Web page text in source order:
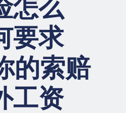
要求
的索赔
工资